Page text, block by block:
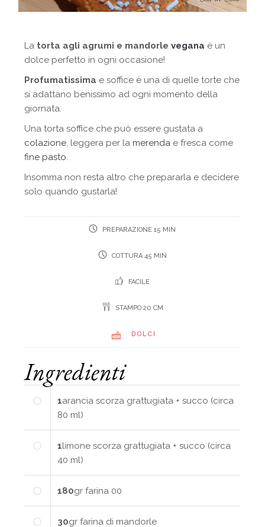
La torta agli agrumi e mandorle vegana è un
dolce perfetto in ogni occasione!
Profumatissima e soffice è una di quelle torte che
si adattano benissimo ad ogni momento della
giornata.
Una torta soffice che può essere gustata a
colazione, leggera per la merenda e fresca come
fine pasto.
Insomma non resta altro che prepararla e decidere
solo quando gustarla!
PREPARAZIONE 15 MIN
COTTURA 45 MIN
FACILE
STAMPO 20 CM
DOLCI
Ingredienti
1arancia scorza grattugiata + succo (circa
80 ml)
1limone scorza grattugiata + succo (circa
40 ml)
180gr farina 00
30gr farina di mandorle